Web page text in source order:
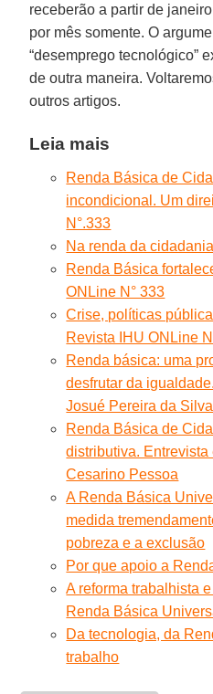
receberão a partir de
por mês somente. O
“desemprego tecnológico”
de outra maneira.
outros artigos.
Leia mais
Renda Básica de
incondicional. Um
N°.333
Na renda da
Renda Básica
ONLine N° 333
Crise, políticas
Revista IHU ONLine
Renda básica: uma
desfrutar da
Josué Pereira da Silva
Renda Básica de
distributiva. Entrevista
Cesarino Pessoa
A Renda Básica
medida
pobreza e a exclusão
Por que apoio a
A reforma trabalhista
Renda Básica
Da tecnologia, da
trabalho